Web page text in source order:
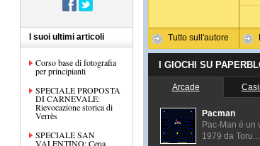
I suoi ultimi articoli
Corso base di fotografia
per principianti
SPECIALE PROPOSTA
DI CARNEVALE:
Rievocazione storica di
Verrès
SPECIALE SAN
VALENTINO: Cena
Tutto sull'autore
I GIOCHI SU
Arcade
Pacman
Pac-Man é un
1979 da